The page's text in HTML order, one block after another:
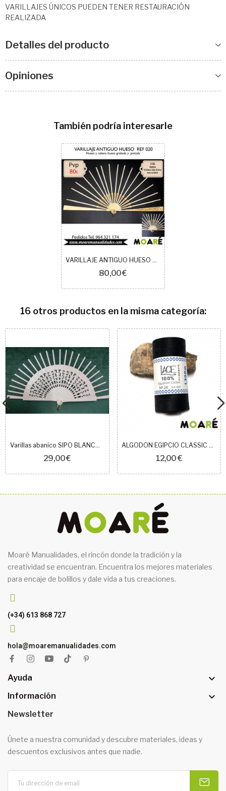
VARILLAJES ÚNICOS PUEDEN TENER RESTAURACIÓN
REALIZADA
Detalles del producto
Opiniones
También podría interesarle
VARILLAJE ANTIGUO HUESO REF 020
80,00 €
16 otros productos en la misma categoría:
Varillas abanico SIPO BLANCO ROTO 14.5X6.5CM
29,00 €
ALGODON EGIPCIO CLASSIC NEGRO N24
12,00 €
Moaré Manualidades, el rincón donde la tradición y la
creatividad se encuentran. Encuentra los mejores materiales
para encaje de bolillos y dale vida a tus creaciones.
(+34) 613 868 727
hola@moaremanualidades.com
Ayuda 
Información 
Newsletter
Únete a nuestra comunidad y descubre materiales, ideas y
descuentos exclusivos antes que nadie.